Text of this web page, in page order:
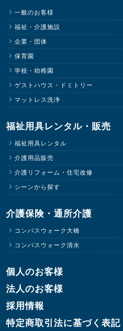
一般のお客様
福祉・介護施設
企業・団体
保育園
学校・幼稚園
ゲストハウス・ドミトリー
マットレス洗浄
福祉用具レンタル・販売
福祉用具レンタル
介護用品販売
介護リフォーム・住宅改修
シーンから探す
介護保険・通所介護
コンパスウォーク大橋
コンパスウォーク清水
個人のお客様
法人のお客様
採用情報
特定商取引法に基づく表記